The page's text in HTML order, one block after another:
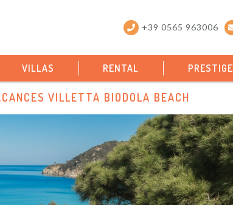
+39 0565 963006
VILLAS RENTAL PRESTIGE
VILLETTA BIODOLA BEACH